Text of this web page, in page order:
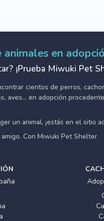
en
¡Prueba Miwuki Pet
cientos de perros,
aves... en adopción
un animal, ¡estás en el sitio
Con Miwuki Pet Shelter.